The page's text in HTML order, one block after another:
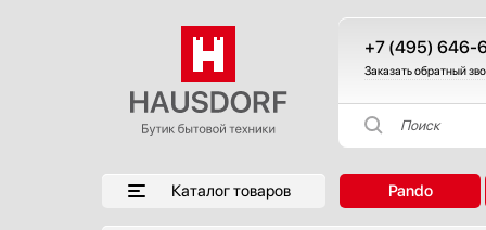
+7 (495) 646-
Заказать обратный
Поиск
Каталог товаров Pando